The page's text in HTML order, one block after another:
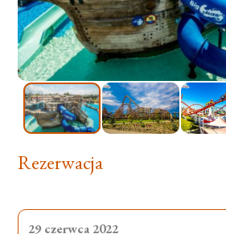
Rezerwacja
29 czerwca 2022